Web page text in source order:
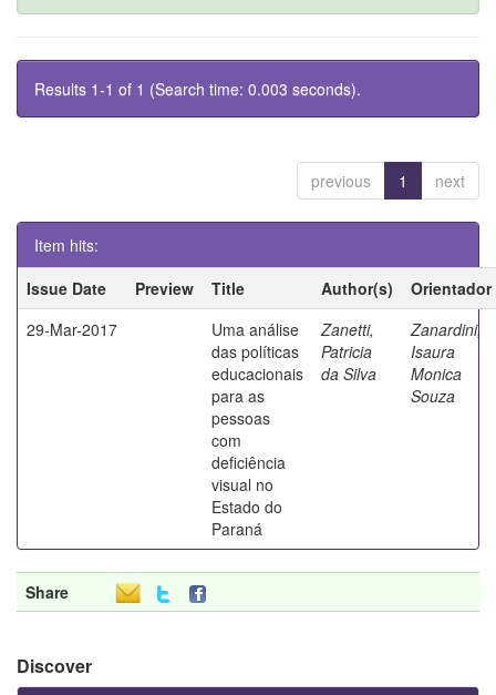
Results 1-1 of 1 (Search time: 0.003 seconds).
previous 1 next
Item hits:
Issue Date
Preview Title Author(s)
Orientador
29-Mar-2017
Uma análise
das políticas
educacionais
para as
pessoas
com
deficiência
visual no
Estado do
Paraná
Zanetti,
Patricia
da Silva
Zanardini,
Isaura
Monica
Souza
Share
Discover